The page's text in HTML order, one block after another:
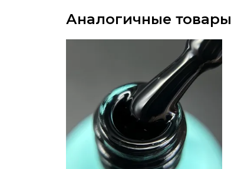
Аналогичные товары